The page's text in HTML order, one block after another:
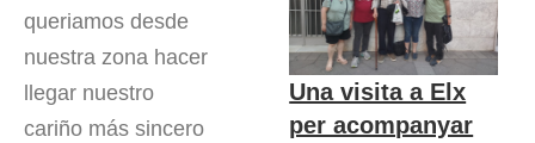
queriamos desde
nuestra zona hacer
llegar nuestro
cariño más sincero
Una visita a Elx
per acompanyar